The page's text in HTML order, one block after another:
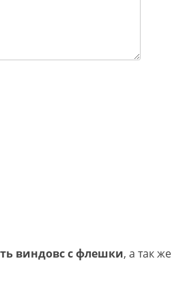
виндовс с флешки, а так же